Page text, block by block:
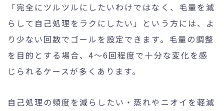
「完全にツルツルにしたいわけではなく、毛量を減
らして自己処理をラクにしたい」という方には、よ
り少ない回数でゴールを設定できます。毛量の調整
を目的とする場合、4〜6回程度で十分な変化を感
じられるケースが多くあります。
自己処理の頻度を減らしたい・蒸れやニオイを軽減